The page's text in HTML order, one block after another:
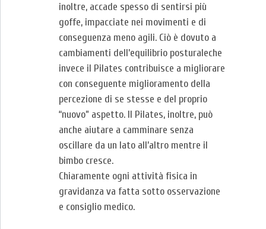
inoltre, accade spesso di sentirsi più
goffe, impacciate nei movimenti e di
conseguenza meno agili. Ciò è dovuto a
cambiamenti dell’equilibrio posturaleche
invece il Pilates contribuisce a migliorare
con conseguente miglioramento della
percezione di se stesse e del proprio
“nuovo” aspetto. Il Pilates, inoltre, può
anche aiutare a camminare senza
oscillare da un lato all’altro mentre il
bimbo cresce.
Chiaramente ogni attività fisica in
gravidanza va fatta sotto osservazione
e consiglio medico.